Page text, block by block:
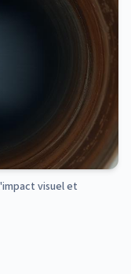
visuel et